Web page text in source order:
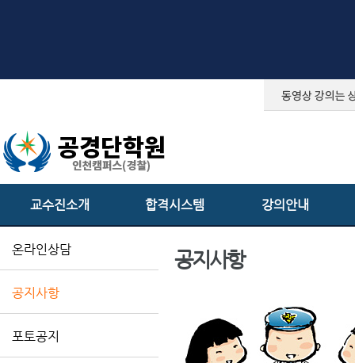
교수진소개 합격시스템 강의안내
온라인상담
공지사항
포토공지
공지사항